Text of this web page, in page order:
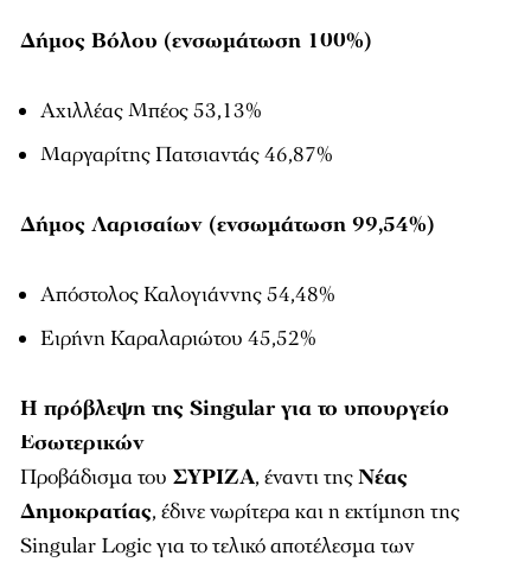
Δήμος Βόλου (ενσωμάτωση 100%)
Αχιλλέας Μπέος 53,13%
Μαργαρίτης Πατσιαντάς 46,87%
Δήμος Λαρισαίων (ενσωμάτωση 99,54%)
Απόστολος Καλογιάννης 54,48%
Ειρήνη Καραλαριώτου 45,52%
Η πρόβλεψη της Singular για το υπουργείο
Εσωτερικών
Προβάδισμα του ΣΥΡΙΖΑ, έναντι τηςΝέας
Δημοκρατίας, έδινε νωρίτερα και η εκτίμηση της
Singular Logic για το τελικό αποτέλεσμα των